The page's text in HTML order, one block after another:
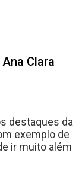
Clara
destaques da
exemplo de
ir muito além